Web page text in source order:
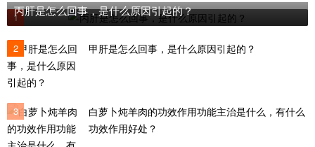
1
丙肝是怎么回事，是什么原因引起的？
2 甲肝是怎么回事，是什么原因引起的？
3
白萝卜炖羊肉的功效作用功能主治是什么，有什么
功效作用好处？